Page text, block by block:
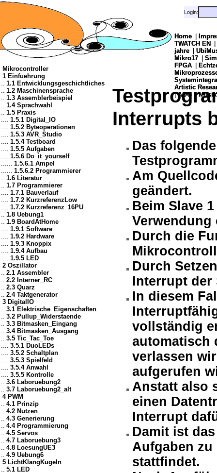
Home
TWATCH EN
jahre
Mikro17
FPGA
Artistic
|AOG |Musik
Login:
Mikrocontroller
1 Einfuehrung
.. 1.1 Entwicklungsgeschichtliches
.. 1.2 Maschinensprache
.. 1.3 Assemblerbeispiel
.. 1.4 Sprachwahl
.. 1.5 Praxis
.... 1.5.1 Digital_IO
.... 1.5.2 Byteoperationen
.... 1.5.3 AVR_Studio
.... 1.5.4 Testboard
.... 1.5.5 Aufgaben
.... 1.5.6 Do_it_yourself
...... 1.5.6.1 Ampel
...... 1.5.6.2 Programmierer
.. 1.6 Literatur
.. 1.7 Programmierer
.... 1.7.1 Bauverlauf
.... 1.7.2 KurzreferenzLow
.... 1.7.2 Kurzreferenz_16PU
.. 1.8 Uebung1
.. 1.9 BoardAtHome
.... 1.9.1 Software
.... 1.9.2 Hardware
.... 1.9.3 Knoppix
.... 1.9.4 Aufbau
.... 1.9.5 LED
2 Oszillator
.. 2.1 Assembler
.. 2.2 Interner_RC
.. 2.3 Quarz
.. 2.4 Taktgenerator
3 DigitalIO
.. 3.1 Elektrische_Eigenschaften
.. 3.2 Pullup_Widerstaende
.. 3.3 Bitmasken_Eingang
.. 3.4 Bitmasken_Ausgang
.. 3.5 Tic_Tac_Toe
.... 3.5.1 DuoLEDs
.... 3.5.2 Schaltplan
.... 3.5.3 Spielfeld
.... 3.5.4 Anwahl
.... 3.5.5 Kontrolle
.. 3.6 Laboruebung2
.. 3.7 Laboruebung2_alt
4 PWM
.. 4.1 Prinzip
.. 4.2 Nutzen
.. 4.3 Generierung
.. 4.4 Programmierung
.. 4.5 Servos
.. 4.7 Laboruebung3
.. 4.8 LoesungUE3
.. 4.9 Uebung6
5 LichtKlangKugeln
.. 5.1 LED
Home
TWATCH EN
jahre
Mikro17
FPGA
Artistic
|AOG |Musik
Login:
Interrupts
Das
Am
geändert.
Beim Slave
Verwendung
Durch die
Durch
Interrupt der
In diesem
vollständig
automatisch
verlassen
aufgerufen
Anstatt also
einen
Interrupt
Damit ist
Aufgaben
stattfindet.